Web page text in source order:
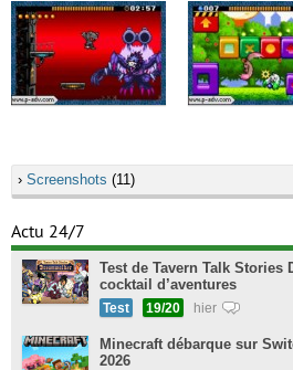
› Screenshots (11)
Actu 24/7
Test de Tavern Talk Stories
cocktail d’aventures
Test 19/20 hier
Minecraft débarque sur
2026